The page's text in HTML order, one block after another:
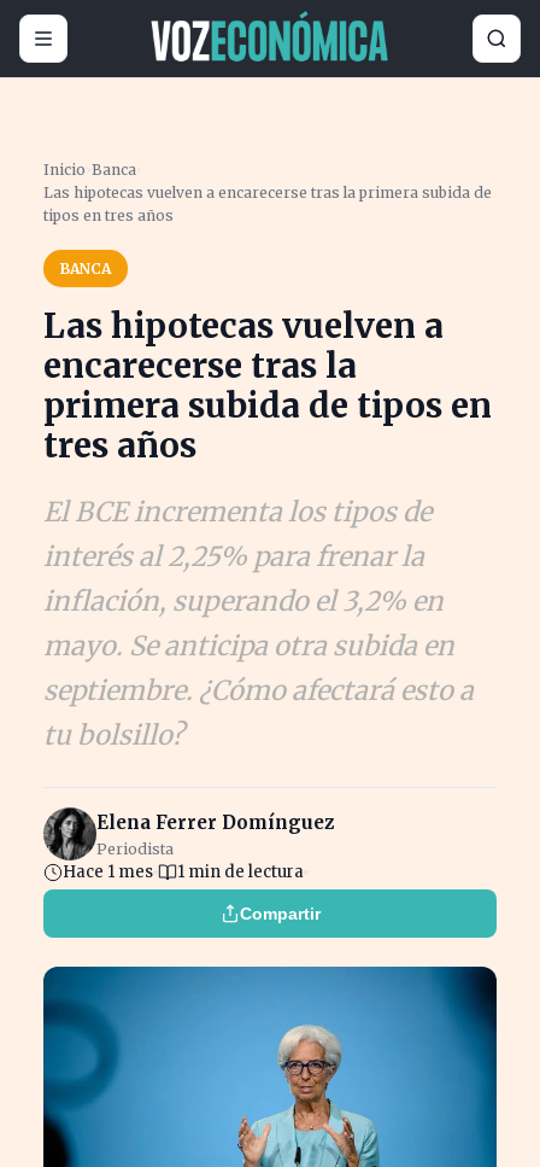
Inicio ›Banca›
Las hipotecas vuelven a encarecerse tras la primera subida de
tipos en tres años
BANCA
Las hipotecas vuelven a
encarecerse tras la
primera subida de tipos en
tres años
El BCE incrementa los tipos de
interés al 2,25% para frenar la
inflación, superando el 3,2% en
mayo. Se anticipa otra subida en
septiembre. ¿Cómo afectará esto a
tu bolsillo?
Elena Ferrer Domínguez
Periodista
Hace 1 mes 1 min de lectura
Compartir